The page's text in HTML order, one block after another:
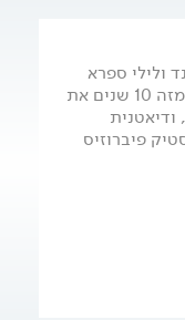
ולילי ספרא
לילדים, תל-השומר, מנהלת מזה 10 שנים את
ודיאטנית
פיברוזיס